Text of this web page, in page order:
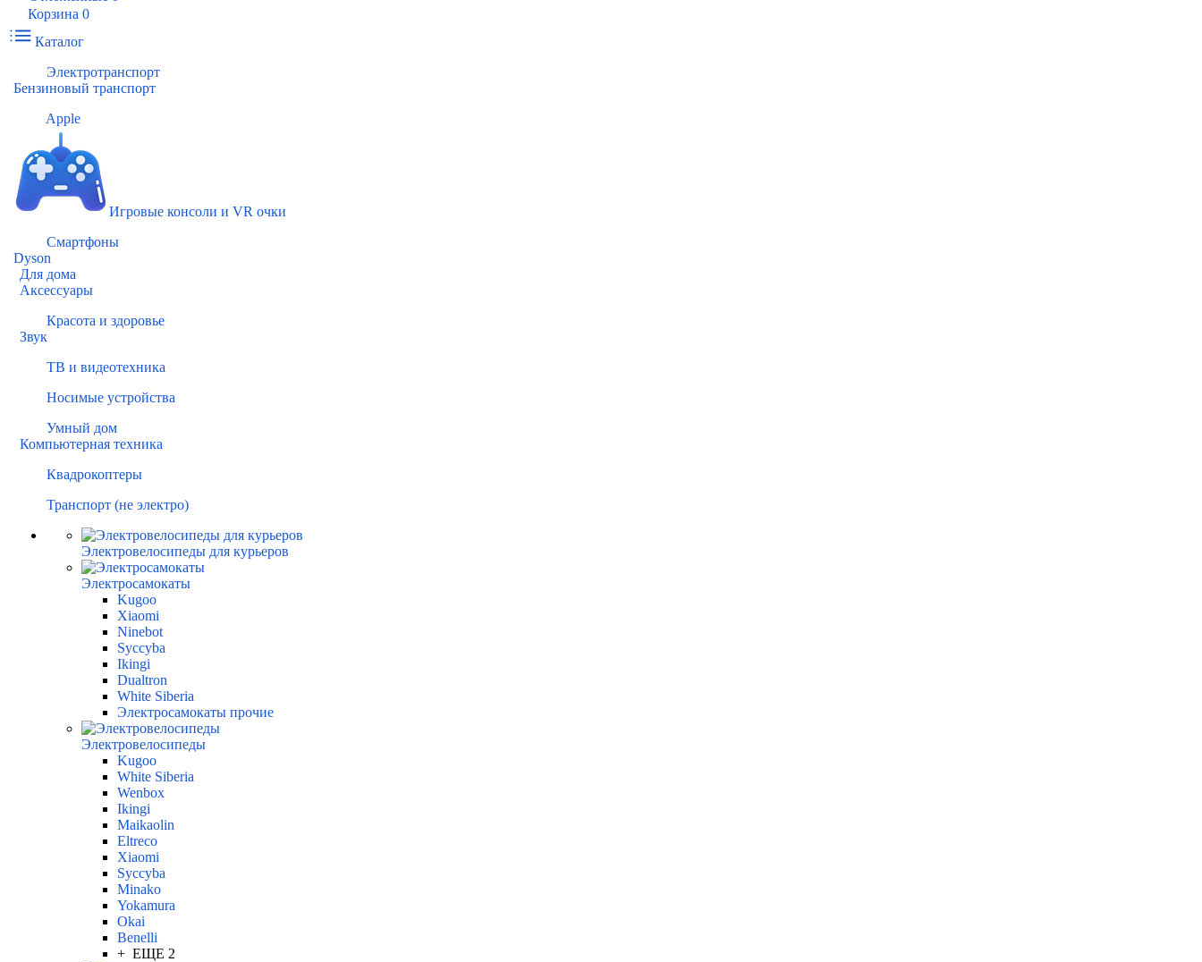
Корзина 0
Каталог
Электротранспорт
Бензиновый транспорт
Apple
Игровые консоли и VR очки
Смартфоны
Dyson
Для дома
Аксессуары
Красота и здоровье
Звук
ТВ и видеотехника
Носимые устройства
Умный дом
Компьютерная техника
Квадрокоптеры
Транспорт (не электро)
Электровелосипеды для курьеров
Электросамокаты
Kugoo
Xiaomi
Ninebot
Syccyba
Ikingi
Dualtron
White Siberia
Электросамокаты прочие
Электровелосипеды
Kugoo
White Siberia
Wenbox
Ikingi
Maikaolin
Eltreco
Xiaomi
Syccyba
Minako
Yokamura
Okai
Benelli
+ ЕЩЕ 2